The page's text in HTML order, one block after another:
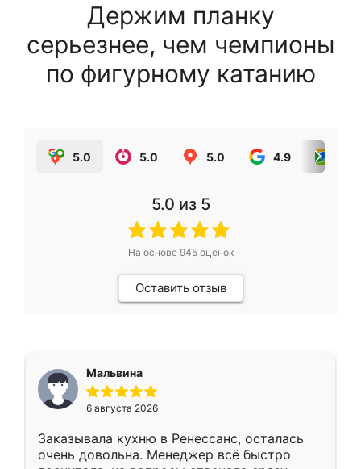
Держим планку
серьезнее, чем чемпионы
по фигурному катанию
5.0 5.0 5.0 4.9
5.0 из 5
На основе 945оценок
Оставить отзыв
Мальвина
6 августа 2026
Заказывала кухню в Ренессанс, осталась
очень довольна. Менеджер всё быстро